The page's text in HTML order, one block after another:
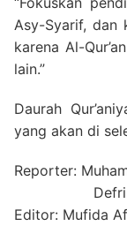
Asy-Syarif, dan
karena Al-
lain.”
Daurah
yang akan di
Reporter:
Defri
Editor: Mufida